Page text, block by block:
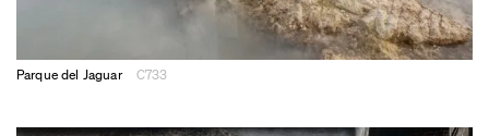
Parque del Jaguar C733